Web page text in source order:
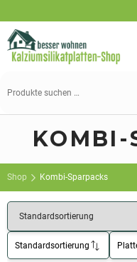
Suchen
KOMBI-
Shop Kombi-Sparpacks
Standardsortierung